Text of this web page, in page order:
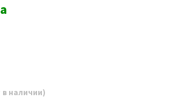
в наличии)